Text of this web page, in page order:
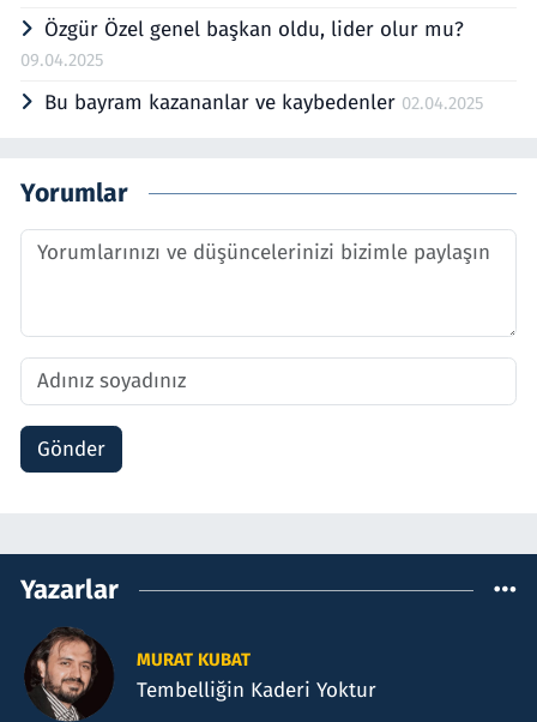
Özgür Özel genel başkan oldu, lider olur mu?
09.04.2025
Bu bayram kazananlar ve kaybedenler 02.04.2025
Yorumlar
Gönder
Yazarlar
MURAT KUBAT
Tembelliğin Kaderi Yoktur